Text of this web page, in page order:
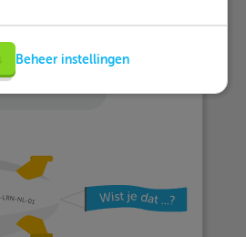
Beheer instellingen